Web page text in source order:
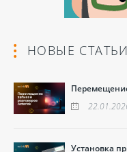
НОВЫЕ СТАТЬИ
Установка